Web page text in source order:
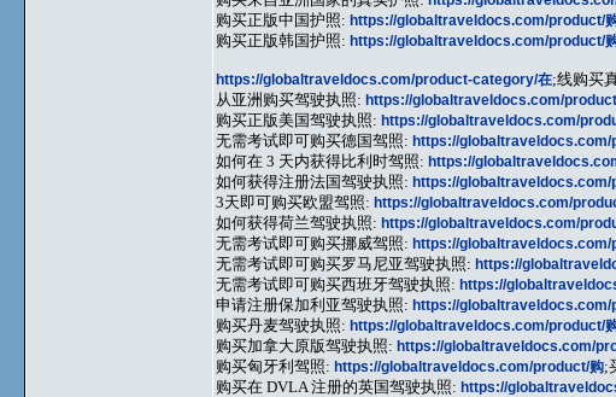
购买正版中国护照: https://globaltraveldocs.com/product/
购买正版韩国护照: https://globaltraveldocs.com/product/
https://globaltraveldocs.com/product-category/在;线购买
从亚洲购买驾驶执照: https://globaltraveldocs.com/
购买正版美国驾驶执照: https://globaltraveldocs.com/
无需考试即可购买德国驾照: https://globaltraveldocs.com/
如何在 3 天内获得比利时驾照: https://
如何获得注册法国驾驶执照: https://globaltraveldocs.com/
3天即可购买欧盟驾照: https://globaltraveldocs.com/
如何获得荷兰驾驶执照: https://globaltraveldocs.com/
无需考试即可购买挪威驾照: https://globaltraveldocs.com/
无需考试即可购买罗马尼亚驾驶执照: https://
无需考试即可购买西班牙驾驶执照: https://
申请注册保加利亚驾驶执照: https://globaltraveldocs.com/
购买丹麦驾驶执照: https://globaltraveldocs.com/product/
购买加拿大原版驾驶执照: https://globaltraveldocs.com/
购买匈牙利驾照: https://globaltraveldocs.com/product/购;
购买在 DVLA 注册的英国驾驶执照: https://